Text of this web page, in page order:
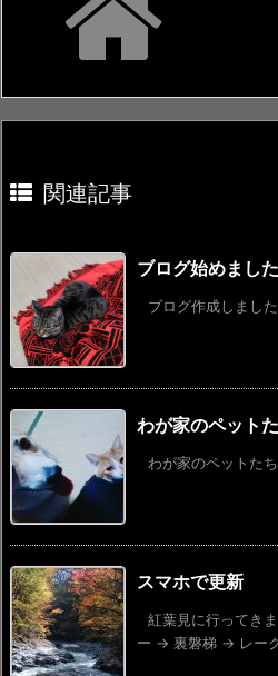
関連記事
ブログ始めました
ブログ作成しました
わが家のペット
わが家のペットたち
スマホで更新
紅葉見に行ってき
ー → 裏磐梯 → レー